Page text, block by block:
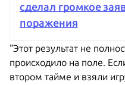
сделал громкое
поражения
"Этот результат не
происходило на поле.
втором тайме и взяли